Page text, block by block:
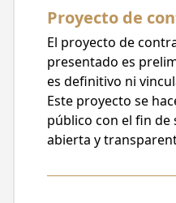
Prestación de
Posible método de
Adjudicación Directa
Posible carácter
Nacional
Fecha de
30/08/2023, 08:00
Fecha límite para
Proyecto de
El proyecto de
presentado es
es definitivo ni
Este proyecto se
público con el fin
abierta y